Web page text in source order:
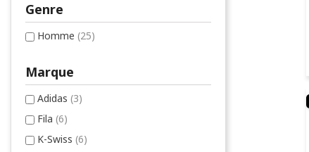
Genre
Homme (25)
Marque
Adidas (3)
Fila (6)
K-Swiss (6)